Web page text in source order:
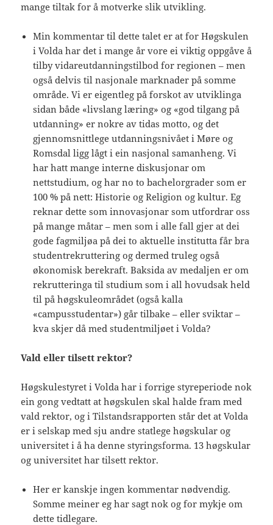
mange tiltak for å motverke slik utvikling.
Min kommentar til dette talet er at for Høgskulen
i Volda har det i mange år vore ei viktig oppgåve å
tilby vidareutdanningstilbod for regionen – men
også delvis til nasjonale marknader på somme
område. Vi er eigentleg på forskot av utviklinga
sidan både «livslang læring» og «god tilgang på
utdanning» er nokre av tidas motto, og det
gjennomsnittlege utdanningsnivået i Møre og
Romsdal ligg lågt i ein nasjonal samanheng. Vi
har hatt mange interne diskusjonar om
nettstudium, og har no to bachelorgrader som er
100 % på nett: Historie og Religion og kultur. Eg
reknar dette som innovasjonar som utfordrar oss
på mange måtar – men som i alle fall gjer at dei
gode fagmiljøa på dei to aktuelle institutta får bra
studentrekruttering og dermed truleg også
økonomisk berekraft. Baksida av medaljen er om
rekrutteringa til studium som i all hovudsak held
til på høgskuleområdet (også kalla
«campusstudentar») går tilbake – eller sviktar –
kva skjer då med studentmiljøet i Volda?
Vald eller tilsett rektor?
Høgskulestyret i Volda har i forrige styreperiode nok
ein gong vedtatt at høgskulen skal halde fram med
vald rektor, og i Tilstandsrapporten står det at Volda
er i selskap med sju andre statlege høgskular og
universitet i å ha denne styringsforma. 13 høgskular
og universitet har tilsett rektor.
Her er kanskje ingen kommentar nødvendig.
Somme meiner eg har sagt nok og for mykje om
dette tidlegare.